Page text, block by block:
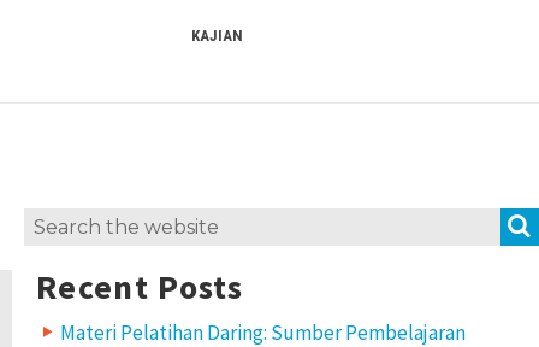
KAJIAN
Search
Recent Posts
Materi Pelatihan Daring: Sumber Pembelajaran